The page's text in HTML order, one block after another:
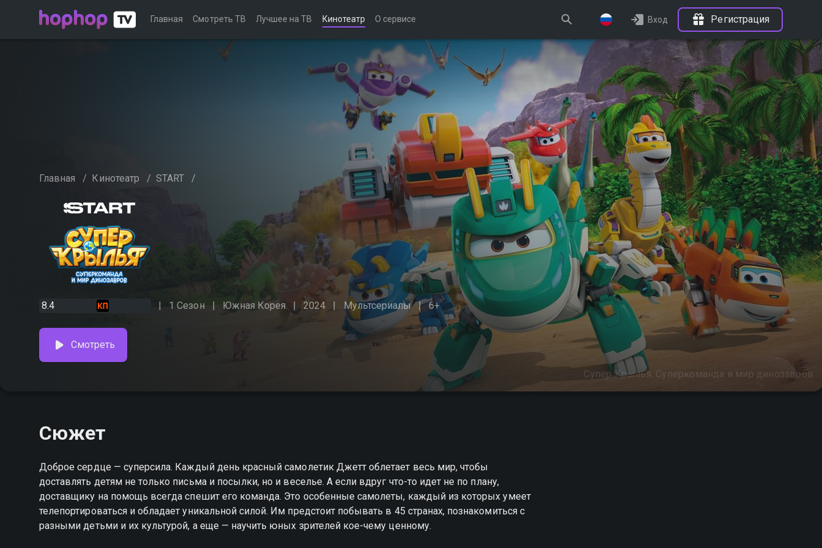
Главная Смотреть ТВ Лучшее на ТВ Кинотеатр О сервисе Вход Регистрация
Главная / Кинотеатр / START /
8.4 1 Сезон Южная Корея 2024 Мультсериалы 6+
Супер Крылья. Суперкоманда и мир динозавров
Смотреть
Сюжет
Доброе сердце — суперсила. Каждый день красный самолетик Джетт облетает весь мир, чтобы
доставлять детям не только письма и посылки, но и веселье. А если вдруг что-то идет не по плану,
доставщику на помощь всегда спешит его команда. Это особенные самолеты, каждый из которых умеет
телепортироваться и обладает уникальной силой. Им предстоит побывать в 45 странах, познакомиться с
разными детьми и их культурой, а еще — научить юных зрителей кое-чему ценному.